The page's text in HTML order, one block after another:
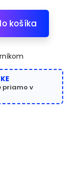
košíka
priamo v